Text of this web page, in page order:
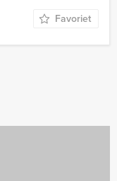
Favoriet